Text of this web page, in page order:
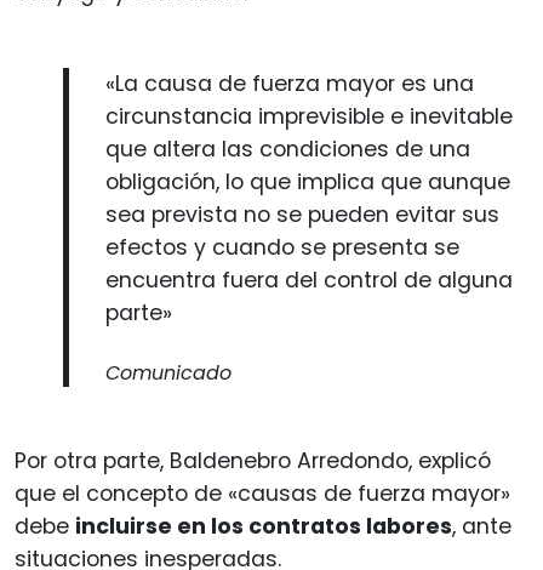
«La causa de fuerza mayor es una
circunstancia imprevisible e inevitable
que altera las condiciones de una
obligación, lo que implica que aunque
sea prevista no se pueden evitar sus
efectos y cuando se presenta se
encuentra fuera del control de alguna
parte»
Comunicado
Por otra parte, Baldenebro Arredondo, explicó
que el concepto de «causas de fuerza mayor»
debe incluirse en los contratos labores, ante
situaciones inesperadas.